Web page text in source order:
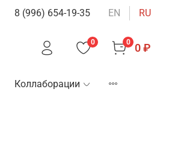
8 (996) 654-19-35 EN RU
0 0 0 ₽
Коллаборации